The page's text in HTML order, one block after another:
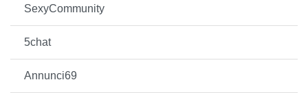
SexyCommunity
5chat
Annunci69